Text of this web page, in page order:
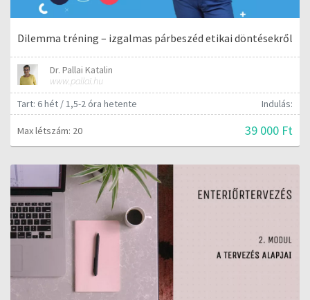
Dilemma tréning – izgalmas párbeszéd etikai döntésekről
Dr. Pallai Katalin
www.pallai.hu
Tart: 6 hét / 1,5-2 óra hetente
Indulás:
Max létszám: 20 39 000 Ft